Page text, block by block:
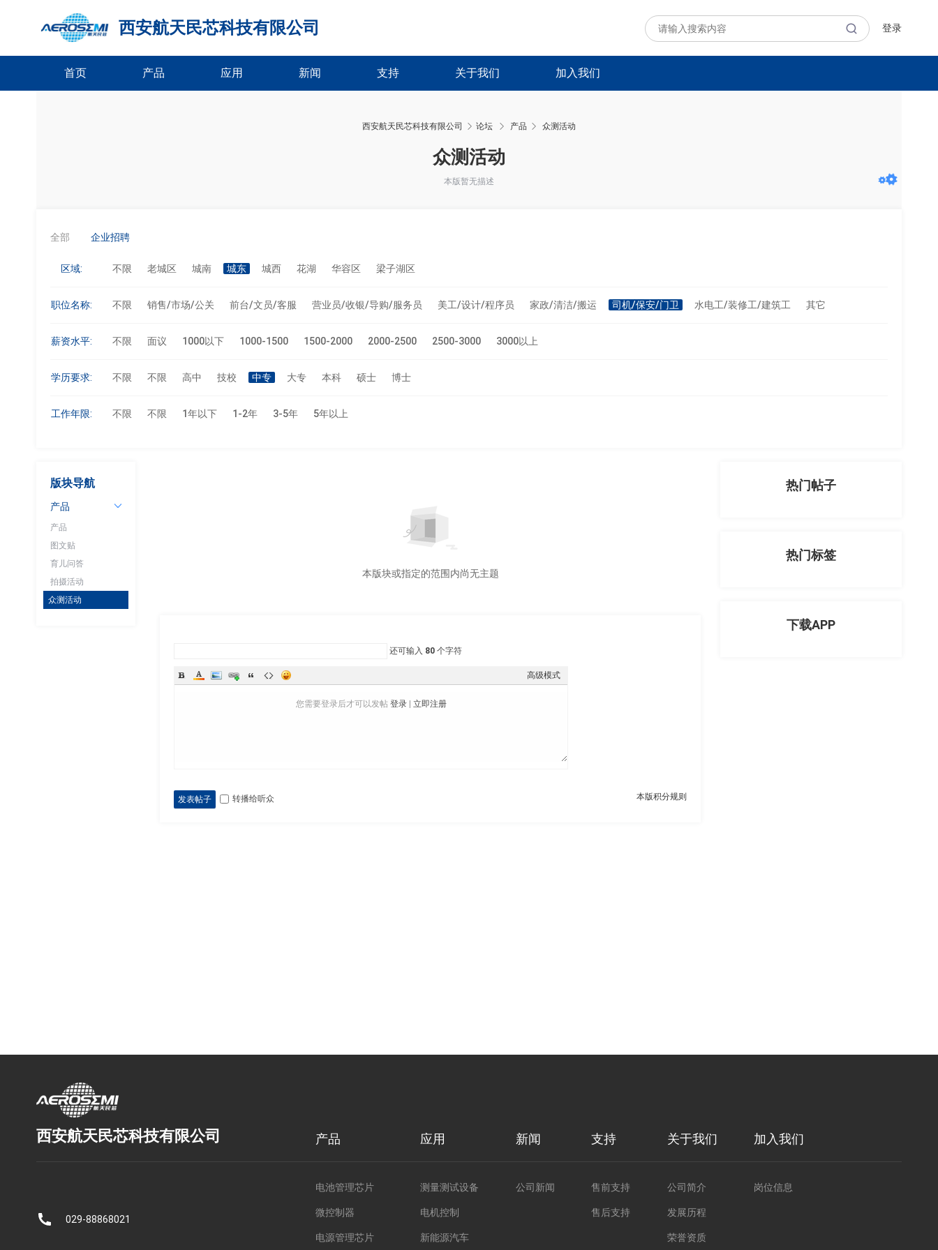
西安航天民芯科技有限公司 登录
首页 产品 应用 新闻 支持 关于我们 加入我们
西安航天民芯科技有限公司 论坛
›
产品 众测活动
众测活动
本版暂无描述
全部 企业招聘
区域: 不限 老城区 城南 城东 城西 花湖 华容区 梁子湖区
职位名称: 不限 销售/市场/公关 前台/文员/客服 营业员/收银/导购/服务员 美工/设计/程序员 家政/清洁/搬运 司机/保安/门卫 水电工/装修工/建筑工 其它
薪资水平: 不限 面议 1000以下 1000-1500 1500-2000 2000-2500 2500-3000 3000以上
学历要求: 不限 不限 高中 技校 中专 大专 本科 硕士 博士
工作年限: 不限 不限 1年以下 1-2年 3-5年 5年以上
版块导航
产品
产品
图文贴
育儿问答
拍摄活动
众测活动
本版块或指定的范围内尚无主题
还可输入 80 个字符
高级模式
您需要登录后才可以发帖 登录| 立即注册
本版积分规则
发表帖子 转播给听众
热门帖子
热门标签
下载APP
西安航天民芯科技有限公司
029-88868021
产品
电池管理芯片
微控制器
电源管理芯片
应用
测量测试设备
电机控制
新能源汽车
新闻
公司新闻
支持
售前支持
售后支持
关于我们
公司简介
发展历程
荣誉资质
加入我们
岗位信息